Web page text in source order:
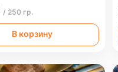
/ 250 гр.
В корзину